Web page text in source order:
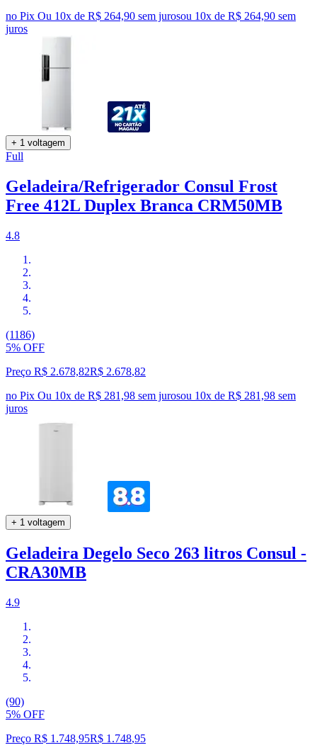
no Pix Ou 10x de R$ 264,90 sem jurosou 10x de R$ 264,90 sem
juros
+ 1 voltagem
Full
Geladeira/Refrigerador Consul Frost
Free 412L Duplex Branca CRM50MB
4.8
(1186)
5% OFF
Preço R$ 2.678,82R$ 2.678,82
no Pix Ou 10x de R$ 281,98 sem jurosou 10x de R$ 281,98 sem
juros
+ 1 voltagem
Geladeira Degelo Seco 263 litros Consul -
CRA30MB
4.9
(90)
5% OFF
Preço R$ 1.748,95R$ 1.748,95